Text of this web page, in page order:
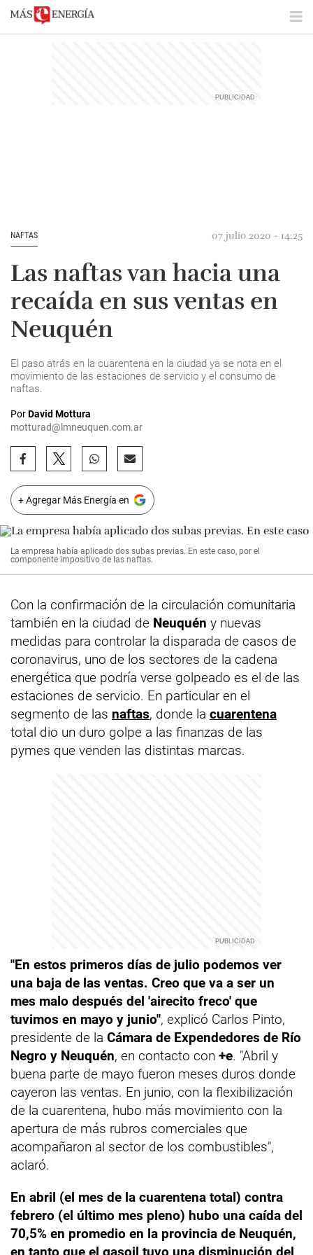
NAFTAS 07 julio 2020 - 14:25
Las naftas van hacia una
recaída en sus ventas en
Neuquén
El paso atrás en la cuarentena en la ciudad ya se nota en el
movimiento de las estaciones de servicio y el consumo de
naftas.
PorDavid Mottura
motturad@lmneuquen.com.ar
+ Agregar Más Energía en
La empresa había aplicado dos subas previas. En este caso, por el
componente impositivo de las naftas.
Con la confirmación de la circulación comunitaria
también en la ciudad de Neuquén y nuevas
medidas para controlar la disparada de casos de
coronavirus, uno de los sectores de la cadena
energética que podría verse golpeado es el de las
estaciones de servicio. En particular en el
segmento de las naftas, donde la cuarentena
total dio un duro golpe a las finanzas de las
pymes que venden las distintas marcas.
"En estos primeros días de julio podemos ver
una baja de las ventas. Creo que va a ser un
mes malo después del 'airecito freco' que
tuvimos en mayo y junio", explicó Carlos Pinto,
presidente de la Cámara de Expendedores de Río
Negro y Neuquén, en contacto con +e. "Abril y
buena parte de mayo fueron meses duros donde
cayeron las ventas. En junio, con la flexibilización
de la cuarentena, hubo más movimiento con la
apertura de más rubros comerciales que
acompañaron al sector de los combustibles",
aclaró.
En abril (el mes de la cuarentena total) contra
febrero (el último mes pleno) hubo una caída del
70,5% en promedio en la provincia de Neuquén,